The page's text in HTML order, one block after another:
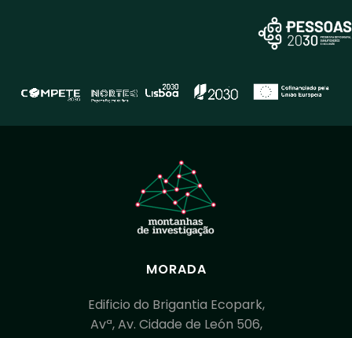
MORADA
Edificio do Brigantia Ecopark,
Avª, Av. Cidade de León 506,